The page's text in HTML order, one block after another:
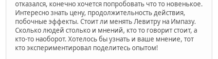
отказался, конечно хочется попробовать что то новенькое.
Интересно знать цену, продолжительность действия,
побочные эффекты. Стоит ли менять Левитру на Импазу.
Сколько людей столько и мнений, кто то говорит стоит, а
кто-то наоборот. Хотелось бы узнать и ваше мнение, тот
кто экспериментировал поделитесь опытом!